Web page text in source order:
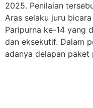
2025. Penilaian
Aras selaku juru
Paripurna ke-14 yang
dan eksekutif. Dalam
adanya delapan